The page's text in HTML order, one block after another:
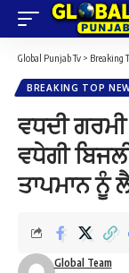
Global Punjab Tv > Breaking
BREAKING TOP
ਵਧਦੀ
ਵਧੇਗੀ
ਤਾਪਮਾਨ ਨੂੰ
Global Team